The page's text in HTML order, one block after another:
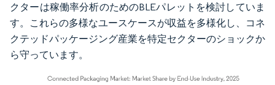
クターは稼働率分析のためのBLEパレットを検討していま
す。これらの多様なユースケースが収益を多様化し、コネ
クテッドパッケージング産業を特定セクターのショックか
ら守っています。